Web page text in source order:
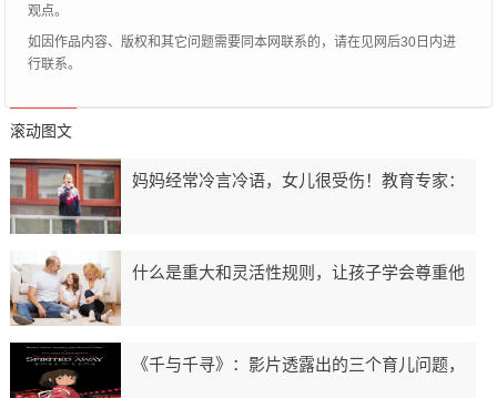
观点。
如因作品内容、版权和其它问题需要同本网联系的，请在见网后30日内进
行联系。
滚动图文
妈妈经常冷言冷语，女儿很受伤！教育专家：
什么是重大和灵活性规则，让孩子学会尊重他
《千与千寻》：影片透露出的三个育儿问题，